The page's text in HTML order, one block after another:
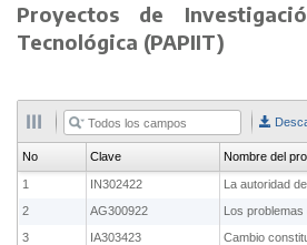
Proyectos de
Tecnológica (PAPIIT)
1 IN302422
La autoridad
2
AG300922
Los
3
IA303423
No Clave Nombre del